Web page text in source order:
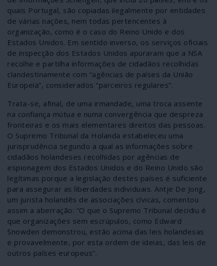
quais Portugal, são copiadas ilegalmente por entidades
de várias nações, nem todas pertencentes à
organização, como é o caso do Reino Unido e dos
Estados Unidos. Em sentido inverso, os serviços oficiais
de inspecção dos Estados Unidos apuraram que a NSA
recolhe e partilha informações de cidadãos recolhidas
clandestinamente com “agências de países da União
Europeia”, considerados “parceiros regulares”.
Trata-se, afinal, de uma irmandade, uma troca assente
na confiança mútua e numa convergência que despreza
fronteiras e os mais elementares direitos das pessoas.
O Supremo Tribunal da Holanda estabeleceu uma
jurisprudência segundo a qual as informações sobre
cidadãos holandeses recolhidas por agências de
espionagem dos Estados Unidos e do Reino Unido são
legítimas porque a legislação destes países é suficiente
para assegurar as liberdades individuais. Antje De Jong,
um jurista holandês de associações cívicas, comentou
assim a aberração: “O que o Supremo Tribunal decidiu é
que organizações sem escrúpulos, como Edward
Snowden demonstrou, estão acima das leis holandesas
e provavelmente, por esta ordem de ideias, das leis de
outros países europeus”.